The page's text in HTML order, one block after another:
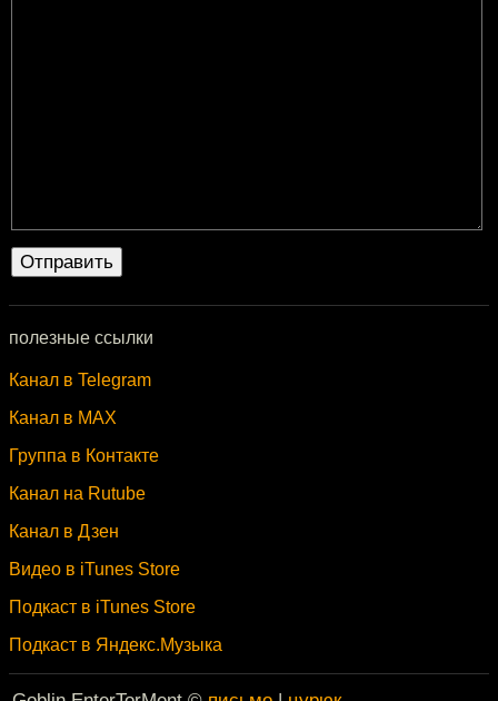
полезные ссылки
Канал в Telegram
Канал в MAX
Группа в Контакте
Канал на Rutube
Канал в Дзен
Видео в iTunes Store
Подкаст в iTunes Store
Подкаст в Яндекс.Музыка